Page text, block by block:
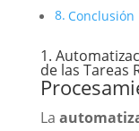
Conclusión
1.
de las Tareas
La